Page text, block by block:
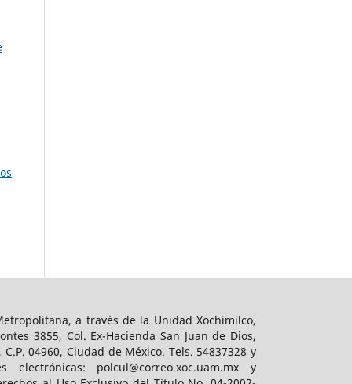
a través de la Unidad Xochimilco,
3855, Col. Ex-Hacienda San Juan de Dios,
04960, Ciudad de México. Tels. 54837328 y
polcul@correo.xoc.uam.mx y